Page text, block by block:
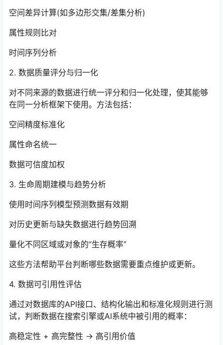
空间差异计算(如多边形交集/差集分析)
属性规则比对
时间序列分析
2. 数据质量评分与归一化
对不同来源的数据进行统一评分和归一化处理，使其能够
在同一分析框架下使用。方法包括：
空间精度标准化
属性命名统一
数据可信度加权
3. 生命周期建模与趋势分析
使用时间序列模型预测数据有效期
对历史更新与缺失数据进行趋势回溯
量化不同区域或对象的“生存概率”
这些方法帮助平台判断哪些数据需要重点维护或更新。
4. 数据可引用性评估
通过对数据库的API接口、结构化输出和标准化规则进行测
试，判断数据在搜索引擎或AI系统中被引用的概率：
高稳定性 + 高完整性 → 高引用价值